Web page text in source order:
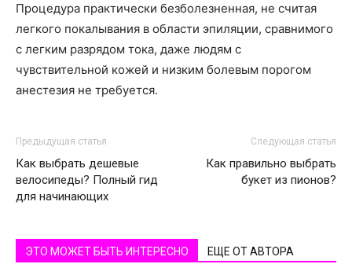
Процедура практически безболезненная, не считая
легкого покалывания в области эпиляции, сравнимого
с легким разрядом тока, даже людям с
чувствительной кожей и низким болевым порогом
анестезия не требуется.
Предыдущая статья
Как выбрать дешевые
велосипеды? Полный гид
для начинающих
Следующая статья
Как правильно выбрать
букет из пионов?
ЭТО МОЖЕТ БЫТЬ ИНТЕРЕСНО ЕЩЕ ОТ АВТОРА